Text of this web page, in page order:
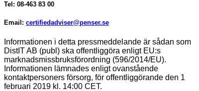
Tel: 08-463 83 00
Email: certifiedadviser@penser.se
Informationen i detta pressmeddelande är sådan som
DistIT AB (publ) ska offentliggöra enligt EU:s
marknadsmissbruksförordning (596/2014/EU).
Informationen lämnades enligt ovanstående
kontaktpersoners försorg, för offentliggörande den 1
februari 2019 kl. 14:00 CET.